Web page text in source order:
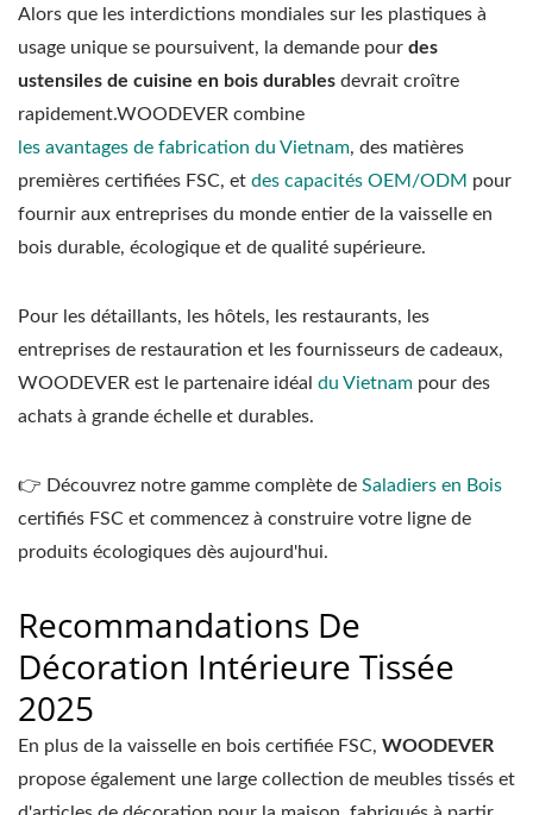
Alors que les interdictions mondiales sur les plastiques à
usage unique se poursuivent, la demande pour des
ustensiles de cuisine en bois durables devrait croître
rapidement.WOODEVER combine
les avantages de fabrication du Vietnam, des matières
premières certifiées FSC, et des capacités OEM/ODM pour
fournir aux entreprises du monde entier de la vaisselle en
bois durable, écologique et de qualité supérieure.
Pour les détaillants, les hôtels, les restaurants, les
entreprises de restauration et les fournisseurs de cadeaux,
WOODEVER est le partenaire idéal du Vietnam pour des
achats à grande échelle et durables.
👉 Découvrez notre gamme complète de Saladiers en Bois
certifiés FSC et commencez à construire votre ligne de
produits écologiques dès aujourd'hui.
Recommandations De
Décoration Intérieure Tissée
2025
En plus de la vaisselle en bois certifiée FSC, WOODEVER
propose également une large collection de meubles tissés et